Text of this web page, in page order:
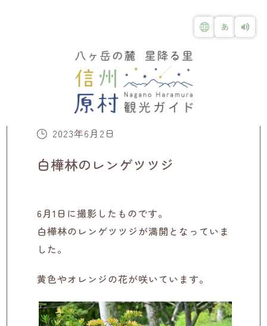
2023年6月2日
白樺林のレンゲツツジ
6月1日に撮影したものです。
白樺林のレンゲツツジが満開となっていま
した。
黄色やオレンジの花が咲いています。